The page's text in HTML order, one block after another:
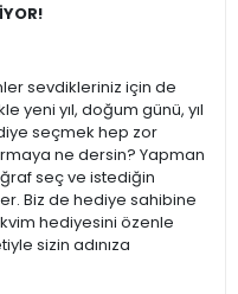
sevdikleriniz için de
yeni yıl, doğum günü, yıl
seçmek hep zor
ne dersin? Yapman
seç ve istediğin
Biz de hediye sahibine
hediyesini özenle
sizin adınıza